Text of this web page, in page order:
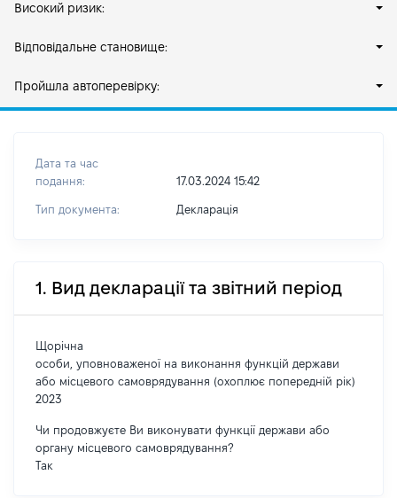
Високий ризик:
Відповідальне становище:
Пройшла автоперевірку:
Дата та час
подання:
17.03.2024 15:42
Тип документа: Декларація
1. Вид декларації та звітний період
Щорічна
особи, уповноваженої на виконання функцій держави
або місцевого самоврядування (охоплює попередній рік)
2023
Чи продовжуєте Ви виконувати функції держави або
органу місцевого самоврядування?
Так